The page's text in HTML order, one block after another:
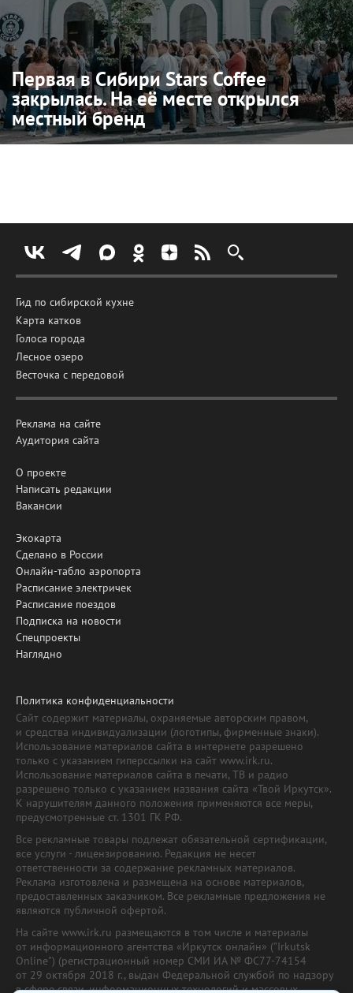
Первая в Сибири Stars Coffee
закрылась. На её месте открылся
местный бренд
Гид по сибирской кухне
Карта катков
Голоса города
Лесное озеро
Весточка с передовой
Реклама на сайте
Аудитория сайта
О проекте
Написать редакции
Вакансии
Экокарта
Сделано в России
Онлайн-табло аэропорта
Расписание электричек
Расписание поездов
Подписка на новости
Спецпроекты
Наглядно
Политика конфиденциальности
Сайт содержит материалы, охраняемые авторским правом,
и средства индивидуализации (логотипы, фирменные знаки).
Использование материалов сайта в интернете разрешено
только с указанием гиперссылки на сайт www.irk.ru.
Использование материалов сайта в печати, ТВ и радио
разрешено только с указанием названия сайта «Твой Иркутск».
К нарушителям данного положения применяются все меры,
предусмотренные ст. 1301 ГК РФ.
Все рекламные товары подлежат обязательной сертификации,
все услуги - лицензированию. Редакция не несет
ответственности за содержание рекламных материалов.
Реклама изготовлена и размещена на основе материалов,
предоставленных заказчиком. Все рекламные предложения не
являются публичной офертой.
На сайте www.irk.ru размещаются в том числе и материалы
от информационного агентства «Иркутск онлайн» ("Irkutsk
Online") (регистрационный номер СМИ ИА № ФС77-74154
от 29 октября 2018 г., выдан Федеральной службой по надзору
в сфере связи, информационных технологий и массовых